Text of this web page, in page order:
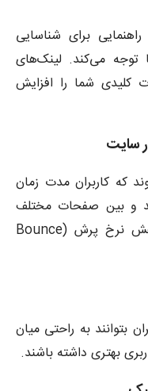
برای شناسایی
می‌کند. لینک‌های
کلیدی شما را افزایش
که کاربران مدت زمان
و بین صفحات مختلف
گردش کنند، که این امر موجب کاهش نرخ پرش (Bounce
بتوانند به راحتی میان
بهتری داشته باشند.